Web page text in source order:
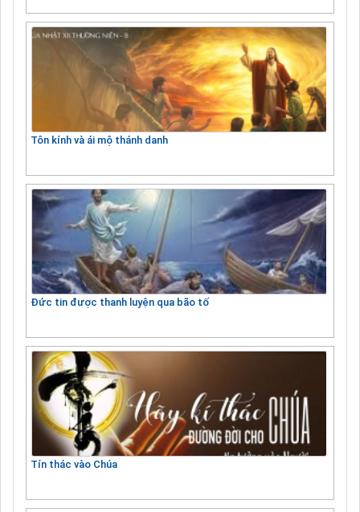
Tôn kính và ái mộ thánh danh
Đức tin được thanh luyện qua bão tố
Tín thác vào Chúa